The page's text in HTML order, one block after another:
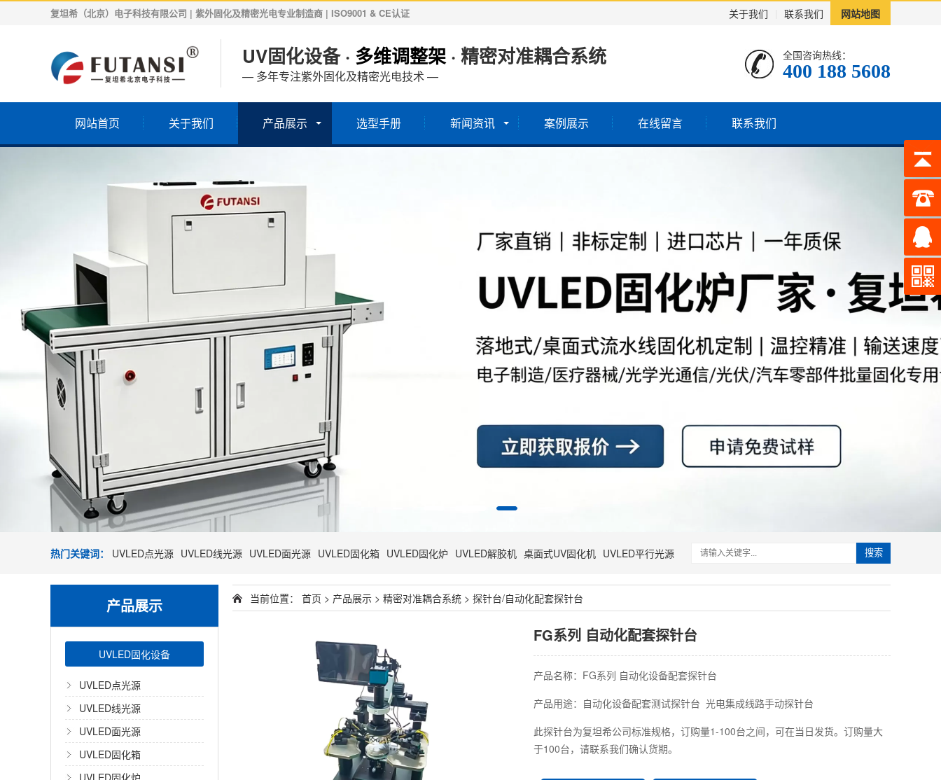
关于我们 联系我们 网站地图
复坦希（北京）电子科技有限公司 | 紫外固化及精密光电专业制造商 | ISO9001 & CE认证
UV固化设备 · 多维调整架· 精密对准耦合系统
— 多年专注紫外固化及精密光电技术 —
全国咨询热线：
400 188 5608
网站首页 关于我们 产品展示 选型手册 新闻资讯 案例展示 在线留言 联系我们
热门关键词： UVLED点光源 UVLED线光源 UVLED面光源 UVLED固化箱 UVLED固化炉 UVLED解胶机 桌面式UV固化机 UVLED平行光源 搜索
产品展示
UVLED固化设备
UVLED点光源
UVLED线光源
UVLED面光源
UVLED固化箱
UVLED固化炉
当前位置： 首页 > 产品展示 > 精密对准耦合系统 > 探针台/自动化配套探针台
FG系列 自动化配套探针台
产品名称：FG系列 自动化设备配套探针台
产品用途：自动化设备配套测试探针台 光电集成线路手动探针台
此探针台为复坦希公司标准规格，订购量1-100台之间，可在当日发货。订购量大
于100台，请联系我们确认货期。